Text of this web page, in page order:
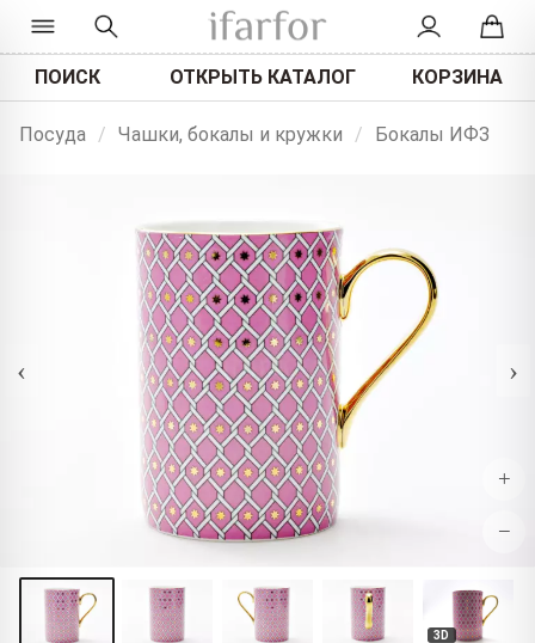
ПОИСК ОТКРЫТЬ КАТАЛОГ КОРЗИНА
Посуда / Чашки, бокалы и кружки / Бокалы ИФЗ
‹ ›
+
−
3D